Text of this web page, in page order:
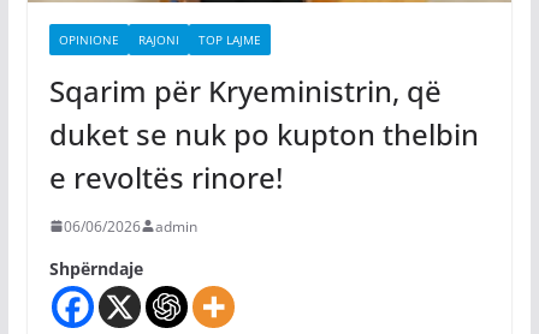
OPINIONE RAJONI TOP LAJME
Sqarim për Kryeministrin, që
duket se nuk po kupton thelbin
e revoltës rinore!
06/06/2026 admin
Shpërndaje